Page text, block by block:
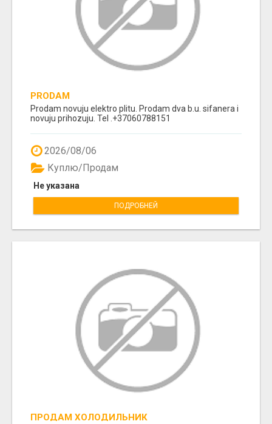
PRODAM
Prodam novuju elektro plitu. Prodam dva b.u. sifanera i
novuju prihozuju. Tel .+37060788151
2026/08/06
Не указана
Куплю/Продам
ПОДРОБНЕЙ
ПРОДАМ ХОЛОДИЛЬНИК